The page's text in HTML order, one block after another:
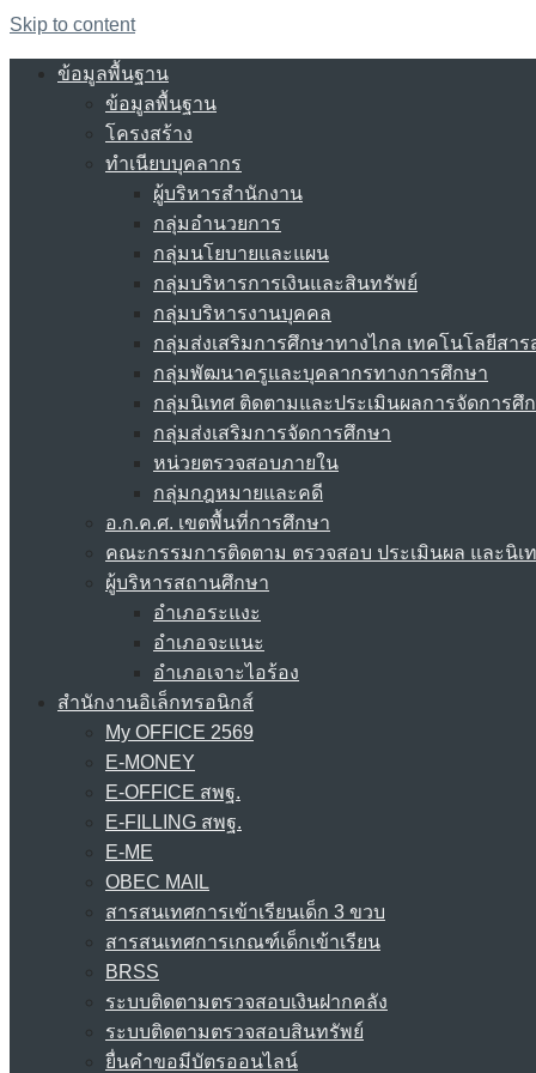
Skip to content
ข้อมูลพื้นฐาน
ข้อมูลพื้นฐาน
โครงสร้าง
ทำเนียบบุคลากร
ผู้บริหารสำนักงาน
กลุ่มอำนวยการ
กลุ่มนโยบายและแผน
กลุ่มบริหารการเงินและสินทรัพย์
กลุ่มบริหารงานบุคคล
กลุ่มส่งเสริมการศึกษาทางไกล เทคโนโลยีสา
กลุ่มพัฒนาครูและบุคลากรทางการศึกษา
กลุ่มนิเทศ ติดตามและประเมินผลการจัดการศึ
กลุ่มส่งเสริมการจัดการศึกษา
หน่วยตรวจสอบภายใน
กลุ่มกฎหมายและคดี
อ.ก.ค.ศ. เขตพื้นที่การศึกษา
คณะกรรมการติดตาม ตรวจสอบ ประเมินผล และนิเ
ผู้บริหารสถานศึกษา
อำเภอระแงะ
อำเภอจะแนะ
อำเภอเจาะไอร้อง
สำนักงานอิเล็กทรอนิกส์
My OFFICE 2569
E-MONEY
E-OFFICE สพฐ.
E-FILLING สพฐ.
E-ME
OBEC MAIL
สารสนเทศการเข้าเรียนเด็ก 3 ขวบ
สารสนเทศการเกณฑ์เด็กเข้าเรียน
BRSS
ระบบติดตามตรวจสอบเงินฝากคลัง
ระบบติดตามตรวจสอบสินทรัพย์
ยื่นคำขอมีบัตรออนไลน์